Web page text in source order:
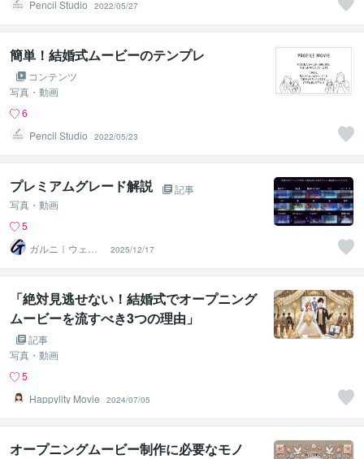
Pencil Studio
2022/05/27
簡単！結婚式ムービーのテンプレ
コンテンツ
写真・動画
6
Pencil Studio
2022/05/23
プレミアムグレード解説
記事
写真・動画
5
ガルニ｜ウェデ
ィングムービー
＆ギフト
2025/12/17
「絶対見逃せない！結婚式でオープニング
ムービーを流すべき3つの理由」
記事
写真・動画
5
Happylity Movie
2024/07/05
オープニングムービー制作に必要なモノ